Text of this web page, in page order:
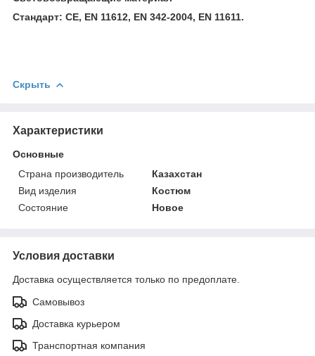
Стандарт: CE, EN 11612, EN 342-2004, EN 11611.
Скрыть
Характеристики
Основные
Страна производитель
Казахстан
Вид изделия
Костюм
Состояние
Новое
Условия доставки
Доставка осуществляется только по предоплате.
Самовывоз
Доставка курьером
Транспортная компания